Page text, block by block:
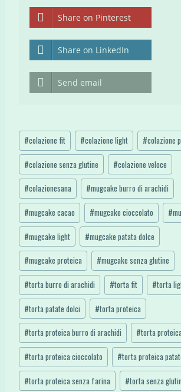
Share on Pinterest
Share on LinkedIn
Send email
Tag
articolo:
#colazione fit #colazione light #colazione
#colazione senza glutine #colazione veloce
#colazionesana #mugcake burro di arachidi
#mugcake cacao #mugcake cioccolato #
#mugcake light #mugcake patata dolce
#mugcake proteica #mugcake senza glutine
#torta burro di arachidi #torta fit #torta
#torta patate dolci #torta proteica
#torta proteica burro di arachidi #torta
#torta proteica cioccolato #torta proteica
#torta proteica senza farina #torta senza